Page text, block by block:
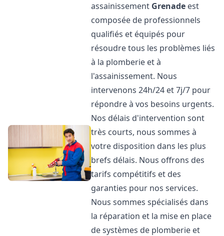
assainissement Grenade est
composée de professionnels
qualifiés et équipés pour
résoudre tous les problèmes liés
à la plomberie et à
l'assainissement. Nous
intervenons 24h/24 et 7j/7 pour
répondre à vos besoins urgents.
Nos délais d'intervention sont
très courts, nous sommes à
votre disposition dans les plus
brefs délais. Nous offrons des
tarifs compétitifs et des
garanties pour nos services.
Nous sommes spécialisés dans
la réparation et la mise en place
de systèmes de plomberie et